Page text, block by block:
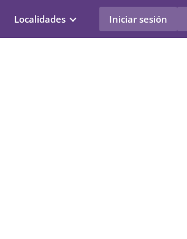
Localidades Iniciar sesión